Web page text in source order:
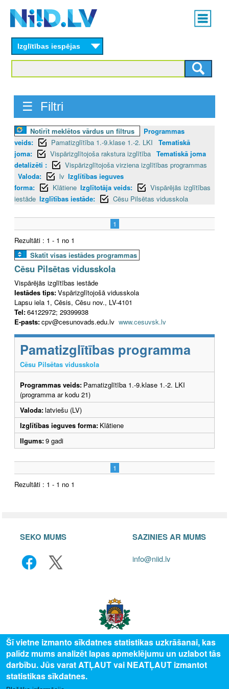
content
Main
menu
Izglītības iespējas
☰ Filtri
Notīrīt meklētos vārdus un filtrus
Programmas
veids:
Pamatizglītība 1.-9.klase 1.-2. LKI
Tematiskā
joma:
Vispārizglītojoša rakstura izglītība Tematiskā joma
detalizēti :
Vispārizglītojoša virziena izglītības programmas
Valoda:
lv Izglītības ieguves
forma:
Klātiene Izglītotāja veids:
Vispārējās izglītības
iestāde Izglītības iestāde: Cēsu Pilsētas vidusskola
1
Rezultāti : 1 - 1 no 1
Skatīt visas iestādes programmas
Cēsu Pilsētas vidusskola
Vispārējās izglītības iestāde
Iestādes tips:Vspārizglītojošā vidusskola
Lapsu iela 1, Cēsis, Cēsu nov., LV-4101
Tel:64122972; 29399938
E-pasts:cpv@cesunovads.edu.lv www.cesuvsk.lv
Pamatizglītības programma
Cēsu Pilsētas vidusskola
Programmas veids: Pamatizglītība 1.-9.klase 1.-2. LKI
(programma ar kodu 21)
Valoda:latviešu (LV)
Izglītības ieguves forma: Klātiene
Ilgums:9 gadi
1
Rezultāti : 1 - 1 no 1
SEKO MUMS SAZINIES AR MUMS
info@niid.lv
© 2025 Valsts izglītības attīstības aģentūra, publicētā satura visas tiesības
Šī vietne izmanto sīkdatnes statistikas uzkrāšanai, kas
palīdz mums analizēt lapas apmeklējumu un uzlabot tās
darbību. Jūs varat ATĻAUT vai NEATĻAUT izmantot
statistikas sīkdatnes.